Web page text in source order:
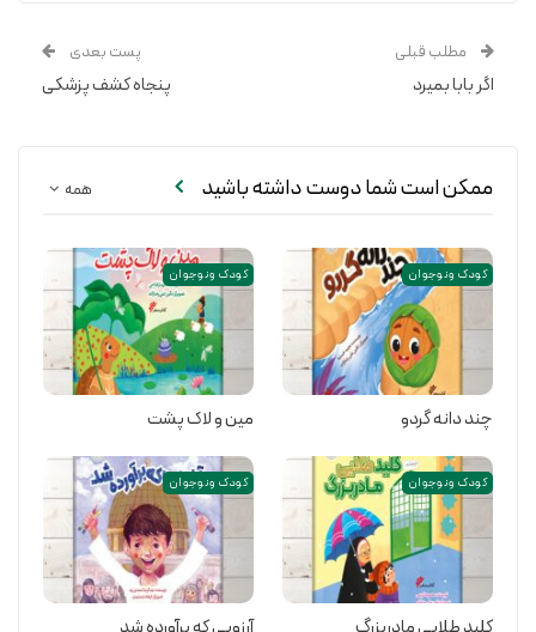
مطلب قبلی
اگر بابا بمیرد
پست بعدی
پنجاه کشف پزشکی
همه ممکن است شما دوست داشته باشید
کودک و نوجوان
چند دانه گردو
کودک و نوجوان
مین و لاک پشت
کودک و نوجوان کودک و نوجوان